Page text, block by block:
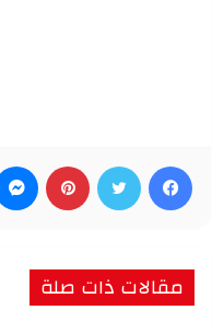
فيسبوك تويتر بينتيريست
مقالات ذات صلة